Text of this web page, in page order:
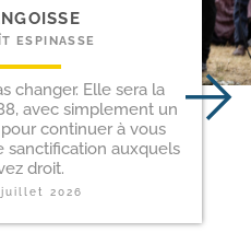
ESPINASSE
changer. Elle sera la
avec simplement un
continuer à vous
sanctification auxquels
droit.
juillet 2026